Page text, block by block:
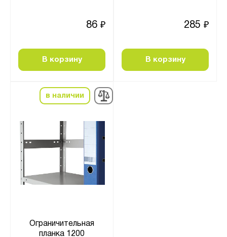
86 ₽
В корзину
285 ₽
В корзину
в наличии
Ограничительная
планка 1200